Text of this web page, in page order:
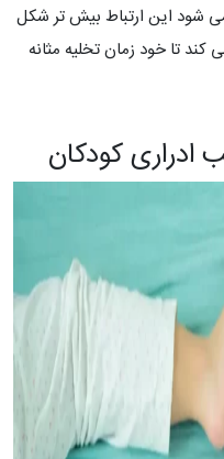
شود این ارتباط بیش تر شکل
تا خود زمان تخلیه مثانه
ادراری کودکان